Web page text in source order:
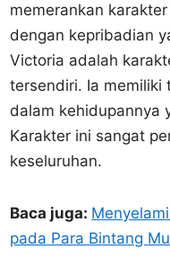
memerankan
dengan kepribadian
Victoria adalah
tersendiri. Ia memiliki
dalam kehidupannya
Karakter ini sangat
keseluruhan.
Baca juga:
pada Para Bintang